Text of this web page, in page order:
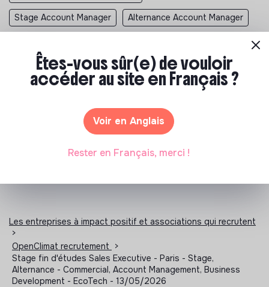
Stage Account Manager Alternance Account Manager
Alternance Business Development Stage Association
Stage Developpement Durable Stage Environnement
Stage Humanitaire Stage RSE Stage Social
Les entreprises à impact positif et associations qui recrutent
>
OpenClimat recrutement
>
Stage fin d'études Sales Executive - Paris - Stage,
Alternance - Commercial, Account Management, Business
Development - EcoTech - 13/05/2026
Êtes-vous sûr(e) de vouloir
accéder au site en Français ?
Voir en Anglais
Rester en Français, merci !